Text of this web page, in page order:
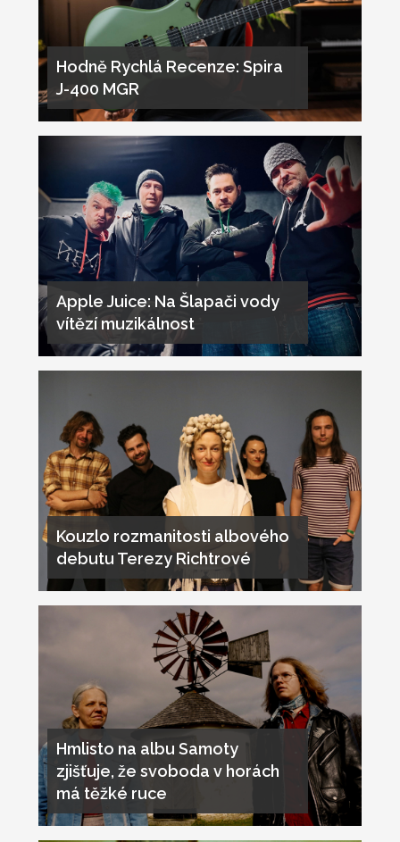
Hodně Rychlá Recenze: Spira
J-400 MGR
Apple Juice: Na Šlapači vody
vítězí muzikálnost
Kouzlo rozmanitosti albového
debutu Terezy Richtrové
Hmlisto na albu Samoty
zjišťuje, že svoboda v horách
má těžké ruce